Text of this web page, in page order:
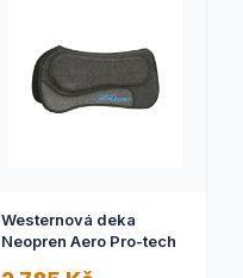
Westernová deka
Neopren Aero Pro-tech